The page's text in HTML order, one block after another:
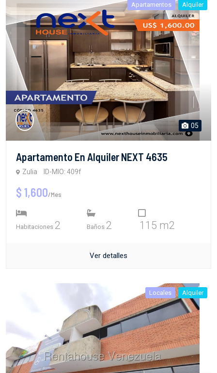
Apartamentos Alquiler
05
Apartamento En Alquiler NEXT 4635
Zulia ID-MIO: 409f
$ 1,600/Mes
Habitaciones 2 Baños 2 115 m2
Ver detalles
Locales Alquiler